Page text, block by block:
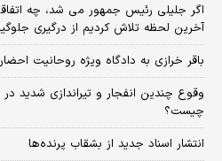
اگر جلیلی رئیس جمهور می شد، چه
آخرین لحظه تلاش کردیم از درگیری
باقر خرازی به دادگاه ویژه روحانیت
وقوع چندین انفجار و تیراندازی شدید در
چیست؟
انتشار اسناد جدید از بشقاب پرنده‌ها